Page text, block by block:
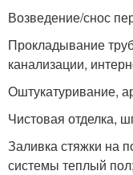
Возведение/снос
Прокладывание
канализации,
Оштукатуривание,
Чистовая отделка,
Заливка стяжки на
системы теплый пол;